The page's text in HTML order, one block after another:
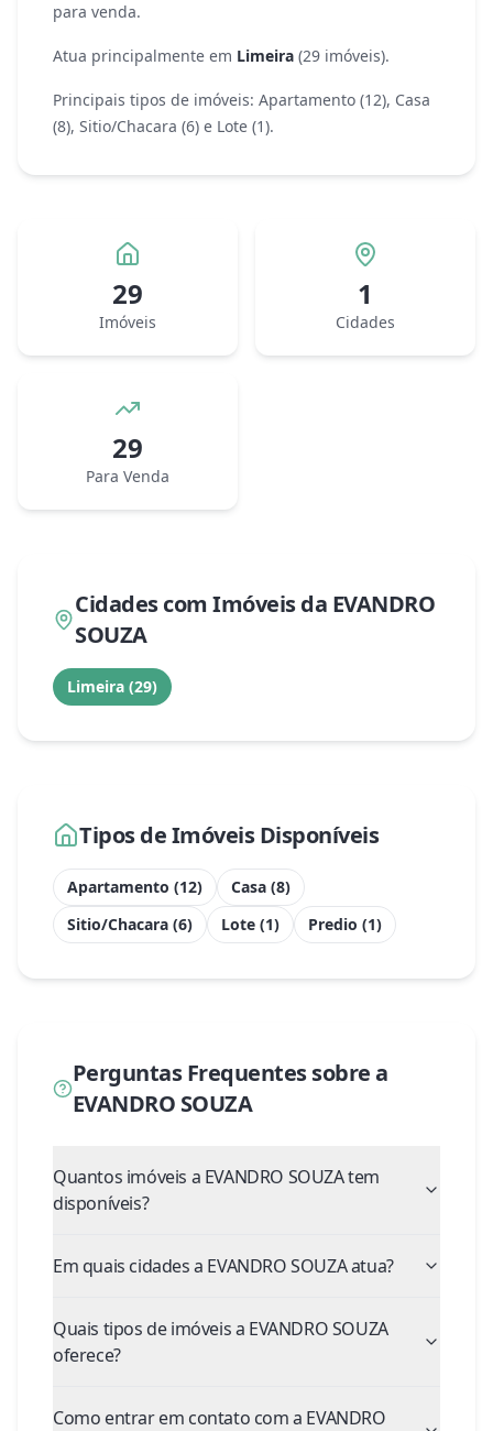
para venda.
Atua principalmente em Limeira (29 imóveis).
Principais tipos de imóveis: Apartamento (12), Casa
(8), Sitio/Chacara (6) e Lote (1).
29
Imóveis
1
Cidades
29
Para Venda
Cidades com Imóveis da EVANDRO
SOUZA
Limeira (29)
Tipos de Imóveis Disponíveis
Apartamento (12) Casa (8)
Sitio/Chacara (6) Lote (1) Predio (1)
Perguntas Frequentes sobre a
EVANDRO SOUZA
Quantos imóveis a EVANDRO SOUZA tem
disponíveis?
Em quais cidades a EVANDRO SOUZA atua?
Quais tipos de imóveis a EVANDRO SOUZA
oferece?
Como entrar em contato com a EVANDRO